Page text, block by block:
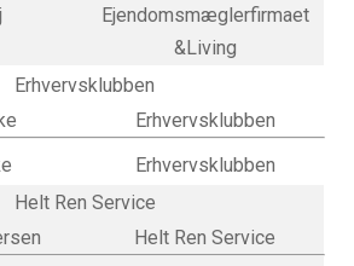
Ejendomsmæglerfirmaet
&Living
Erhvervsklubben
Erhvervsklubben
Erhvervsklubben
Helt Ren Service
Helt Ren Service